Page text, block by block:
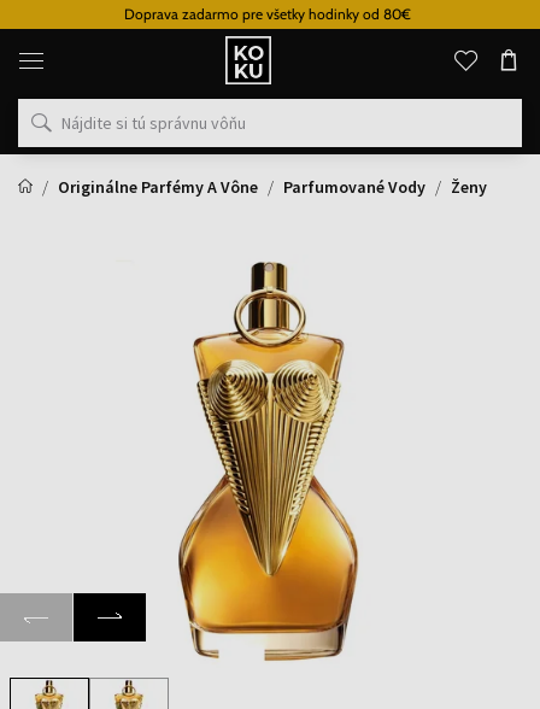
Doprava zadarmo pre všetky hodinky od 80€
Originálne
parfémy
hodinky
na
mieste
Originálne Parfémy A Vône
Parfumované Vody Ženy